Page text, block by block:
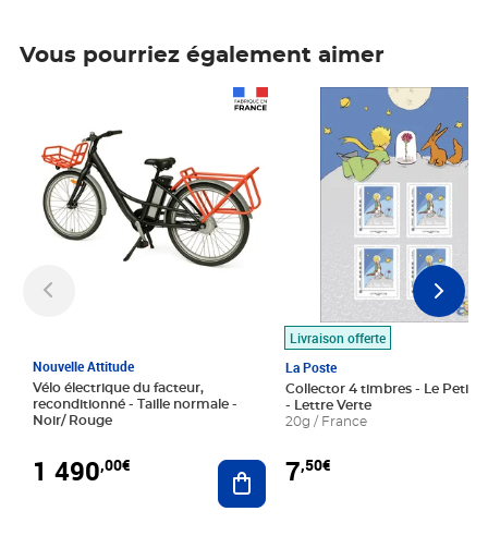
Vous pourriez également aimer
Nouvelle Attitude
Vélo électrique du facteur,
reconditionné - Taille normale -
Noir/ Rouge
1 490,00€ Ajouter au panier
Livraison offerte
La Poste
Collector 4 timbres - Le Petit
- Lettre Verte
20g / France
7,50€
Prix 7,50€